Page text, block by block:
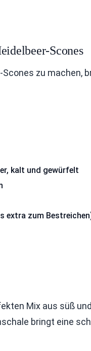
Scones
zu machen,
kalt und gewürfelt
extra zum
Mix aus süß
bringt eine